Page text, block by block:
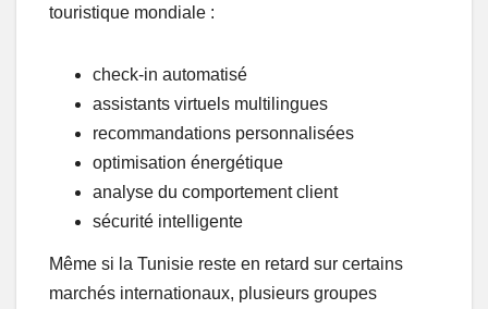
touristique mondiale :
check-in automatisé
assistants virtuels multilingues
recommandations personnalisées
optimisation énergétique
analyse du comportement client
sécurité intelligente
Même si la Tunisie reste en retard sur certains
marchés internationaux, plusieurs groupes